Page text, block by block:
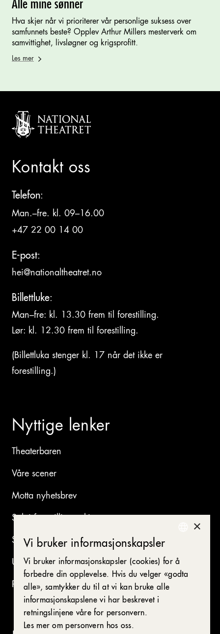
Hva skjer når vi prioriterer vår personlige suksess over
samfunnets beste? Opplev Arthur Millers mesterverk om
samvittighet, livsløgner og krigsprofitt.
Les mer
Kontakt oss
Telefon:
Man.–fre. kl. 09–16.00
+47 22 00 14 00
E-post:
hei@nationaltheatret.no
Billettluke:
Man–fre: kl. 13.30 frem til forestilling.
Lør: kl. 12.30 frem til forestilling.
(Billettluka stenger kl. 17 når det ikke er
forestilling.)
Nyttige lenker
Theaterbaren
Våre scener
Motta nyhetsbrev
Søk i forestillingsarkivet
Se ledige stillinger
Utleie av våre lokaler
Presse
ENGLISH
×
Vi bruker informasjonskapsler
Vi bruker informasjonskapsler (cookies) for å
forbedre din opplevelse. Hvis du velger «godta
alle», samtykker du til at vi kan bruke alle
informasjonskapslene vi har beskrevet i
retningslinjene våre for personvern.
Les mer om personvern hos oss.